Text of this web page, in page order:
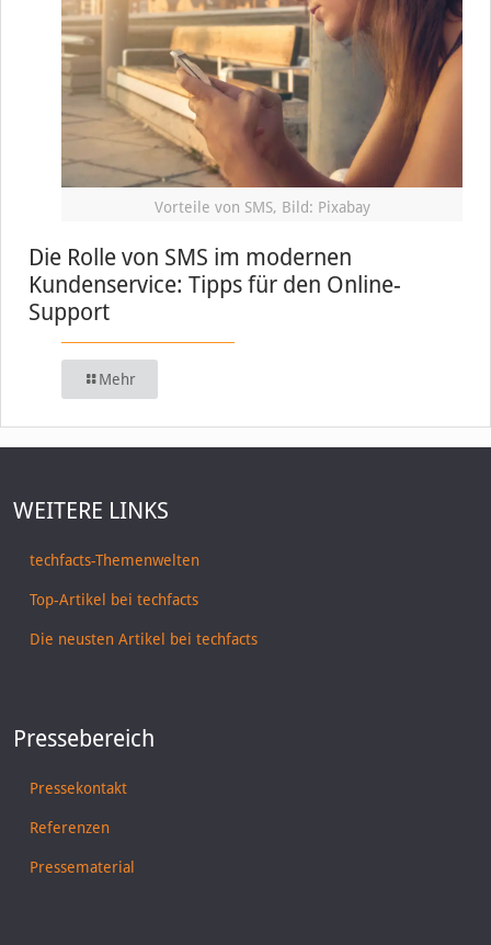
Vorteile von SMS, Bild: Pixabay
Die Rolle von SMS im modernen
Kundenservice: Tipps für den Online-
Support
Mehr
WEITERE LINKS
techfacts-Themenwelten
Top-Artikel bei techfacts
Die neusten Artikel bei techfacts
Pressebereich
Pressekontakt
Referenzen
Pressematerial